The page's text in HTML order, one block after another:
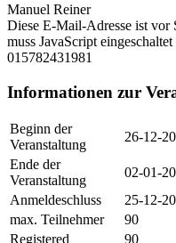
Manuel Reiner
Diese E-Mail-Adresse ist vor
muss JavaScript eingeschaltet
015782431981
Informationen zur
Beginn der
Veranstaltung
26-12-
Ende der
Veranstaltung
02-01-
Anmeldeschluss
25-12-
max. Teilnehmer
90
Registered
90